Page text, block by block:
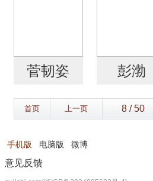
菅韧姿 彭渤
首页 上一页
手机版 电脑版 微博
意见反馈